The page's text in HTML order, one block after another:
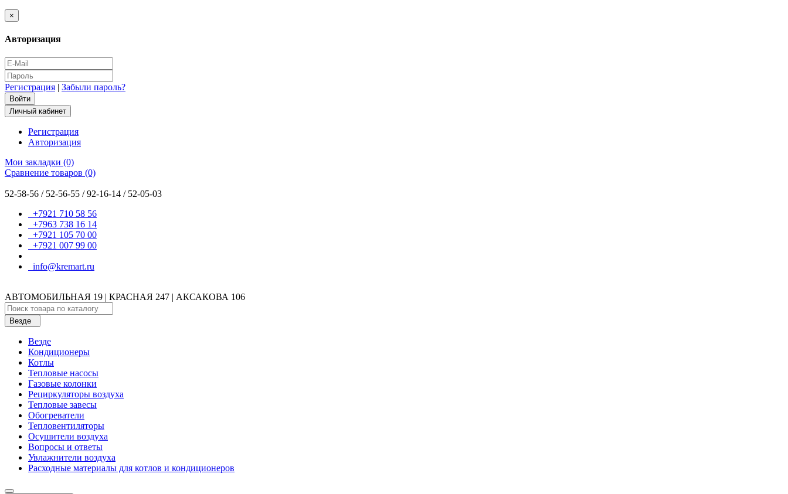
×
Авторизация
Регистрация | Забыли пароль?
Личный кабинет
Регистрация
Авторизация
Мои закладки (0)
Сравнение товаров (0)
52-58-56 / 52-56-55 / 92-16-14 / 52-05-03
+7921 710 58 56
+7963 738 16 14
+7921 105 70 00
+7921 007 99 00
info@kremart.ru
АВТОМОБИЛЬНАЯ 19 | КРАСНАЯ 247 | АКСАКОВА 106
Везде
Везде
Кондиционеры
Котлы
Тепловые насосы
Газовые колонки
Рециркуляторы воздуха
Тепловые завесы
Обогреватели
Тепловентиляторы
Осушители воздуха
Вопросы и ответы
Увлажнители воздуха
Расходные материалы для котлов и кондиционеров